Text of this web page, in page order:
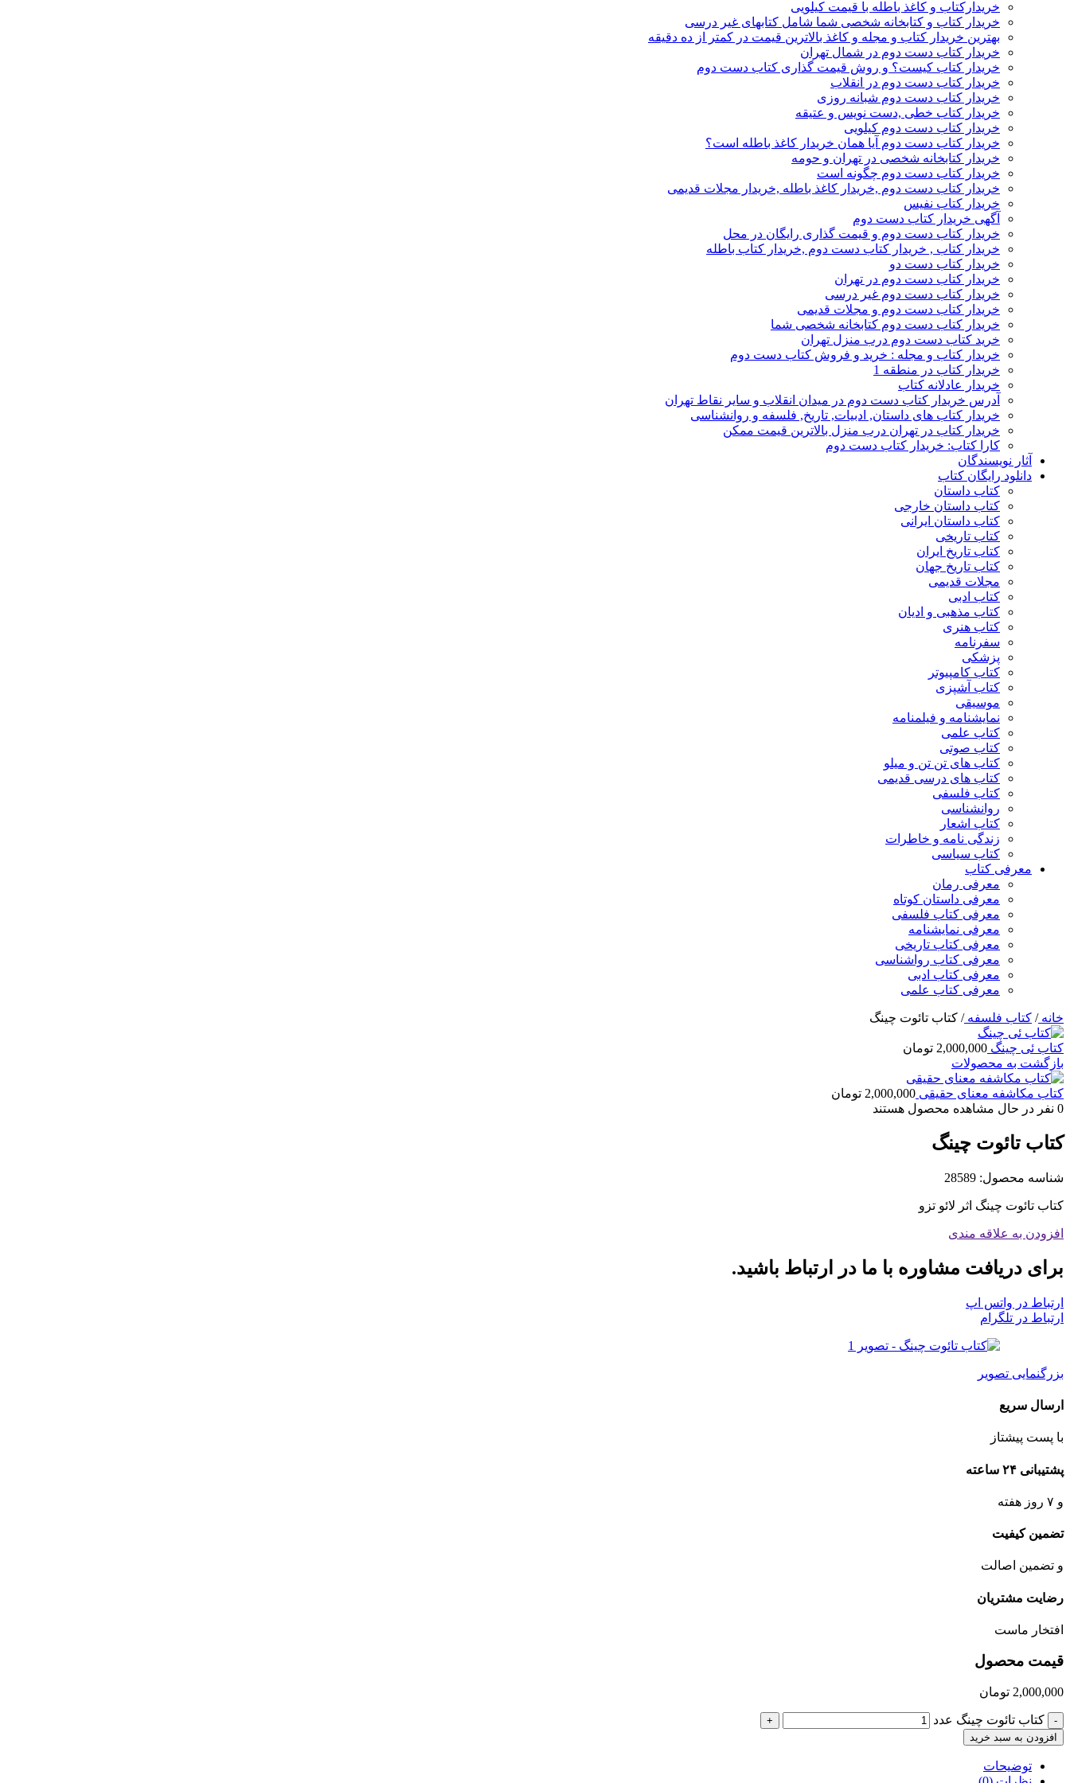
خریدارکتاب و کاغذ باطله با قیمت کیلویی
خریدار کتاب و کتابخانه شخصی شما شامل کتابهای غیر درسی
بهترین خریدار کتاب و مجله و کاغذ بالاترین قیمت در کمتر از ده دقیقه
خریدار کتاب دست دوم در شمال تهران
خریدار کتاب کیست؟ و روش قیمت گذاری کتاب دست دوم
خریدار کتاب دست دوم در انقلاب
خریدار کتاب دست دوم شبانه روزی
خریدار کتاب خطی ,دست نویس و عتیقه
خریدار کتاب دست دوم کیلویی
خریدار کتاب دست دوم آیا همان خریدار کاغذ باطله است؟
خریدار کتابخانه شخصی در تهران و حومه
خریدار کتاب دست دوم چگونه است
خریدار کتاب دست دوم ,خریدار کاغذ باطله ,خریدار مجلات قدیمی
خریدار کتاب نفیس
آگهی خریدار کتاب دست دوم
خریدار کتاب دست دوم و قیمت گذاری رایگان در محل
خریدار کتاب , خریدار کتاب دست دوم ,خریدار کتاب باطله
خریدار کتاب دست دو
خریدار کتاب دست دوم در تهران
خریدار کتاب دست دوم غیر درسی
خریدار کتاب دست دوم و مجلات قدیمی
خریدار کتاب دست دوم کتابخانه شخصی شما
خرید کتاب دست دوم درب منزل تهران
خریدار کتاب و مجله : خرید و فروش کتاب دست دوم
خریدار کتاب در منطقه 1
خریدار عادلانه کتاب
آدرس خریدار کتاب دست دوم در میدان انقلاب و سایر نقاط تهران
خریدار کتاب های داستان, ادبیات, تاریخ, فلسفه و روانشناسی
خریدار کتاب در تهران درب منزل بالاترین قیمت ممکن
کارا کتاب: خریدار کتاب دست دوم
آثار نویسندگان
دانلود رایگان کتاب
کتاب داستان
کتاب داستان خارجی
کتاب داستان ایرانی
کتاب تاریخی
کتاب تاریخ ایران
کتاب تاریخ جهان
مجلات قدیمی
کتاب ادبی
کتاب مذهبی و ادیان
کتاب هنری
سفرنامه
پزشکی
کتاب کامپیوتر
کتاب آشپزی
موسیقی
نمایشنامه و فیلمنامه
کتاب علمی
کتاب صوتی
کتاب های تن تن و میلو
کتاب های درسی قدیمی
کتاب فلسفی
روانشناسی
کتاب اشعار
زندگی نامه و خاطرات
کتاب سیاسی
معرفی کتاب
معرفی رمان
معرفی داستان کوتاه
معرفی کتاب فلسفی
معرفی نمایشنامه
معرفی کتاب تاریخی
معرفی کتاب رواشناسی
معرفی کتاب ادبی
معرفی کتاب علمی
خانه/ کتاب فلسفه/ کتاب تائوت چینگ
کتاب ئی چینگ 2,000,000 تومان
بازگشت به محصولات
کتاب مکاشفه معنای حقیقی 2,000,000 تومان
0 نفر در حال مشاهده محصول هستند
کتاب تائوت چینگ
شناسه محصول: 28589
کتاب تائوت چینگ اثر لائو تزو
افزودن به علاقه مندی
برای دریافت مشاوره با ما در ارتباط باشید.
ارتباط در واتس اپ
ارتباط در تلگرام
بزرگنمایی تصویر
ارسال سریع
با پست پیشتاز
پشتیبانی ۲۴ ساعته
و ۷ روز هفته
تضمین کیفیت
و تضمین اصالت
رضایت مشتریان
افتخار ماست
قیمت محصول
2,000,000 تومان
- کتاب تائوت چینگ عدد
+
افزودن به سبد خرید
توضیحات